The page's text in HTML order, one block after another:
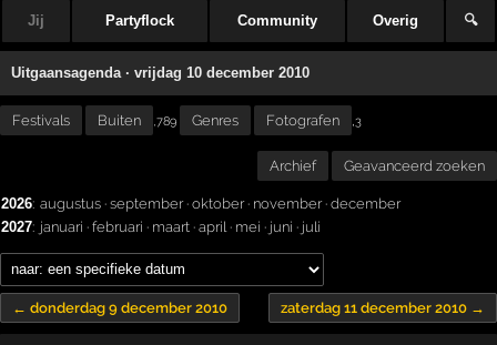
Jij Partyflock Community Overig 🔍
Uitgaansagenda · vrijdag 10 december 2010
Festivals Buiten ,789 Genres Fotografen ,3
Archief Geavanceerd zoeken
2026: augustus · september· oktober· november· december
2027: januari · februari · maart · april· mei · juni · juli
← donderdag 9 december 2010 zaterdag 11 december 2010 →